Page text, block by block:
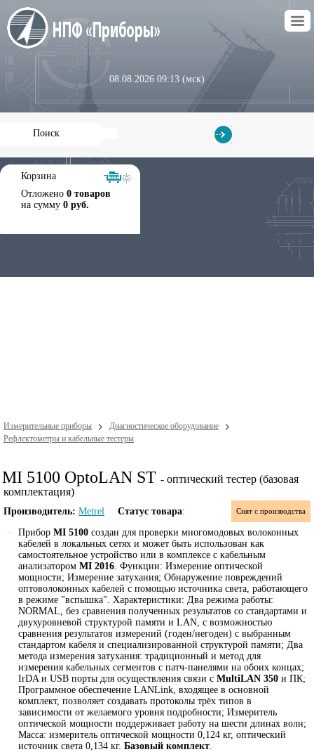
08.08.2026 09:13 (мск)
Корзина
Отложено 0 товаров
на сумму 0 руб.
Измерительные приборы
Диагностическое оборудование
Рефлектометры и кабельные тестеры
MI 5100 OptoLAN ST - оптический тестер (базовая
комплектация)
Производитель: Metrel Статус товара: Снят с производства
Прибор MI 5100 создан для проверки многомодовых волоконных
кабелей в локальных сетях и может быть использован как
самостоятельное устройство или в комплексе с кабельным
анализатором MI 2016. Функции: Измерение оптической
мощности; Измерение затухания; Обнаружение повреждений
оптоволоконных кабелей с помощью источника света, работающего
в режиме "вспышка". Характеристики: Два режима работы:
NORMAL, без сравнения полученных результатов со стандартами и
двухуровневой структурой памяти и LAN, с возможностью
сравнения результатов измерений (годен/негоден) с выбранным
стандартом кабеля и специализированной структурой памяти; Два
метода измерения затухания: традиционный и метод для
измерения кабельных сегментов с патч-панелями на обоих концах;
IrDA и USB порты для осуществления связи с MultiLAN 350 и ПК;
Программное обеспечение LANLink, входящее в основной
комплект, позволяет создавать протоколы трёх типов в
зависимости от желаемого уровня подробности; Измеритель
оптической мощности поддерживает работу на шести длинах волн;
Масса: измеритель оптической мощности 0,124 кг, оптический
источник света 0,134 кг. Базовый комплект.